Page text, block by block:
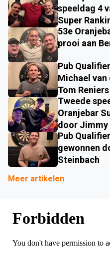
speeldag 4
Super
53e
prooi aan
Pub
Michael van
Tom Reniers
Tweede
Oranjebar
door Jimmy
Pub
gewonnen
Steinbach
Meer artikelen